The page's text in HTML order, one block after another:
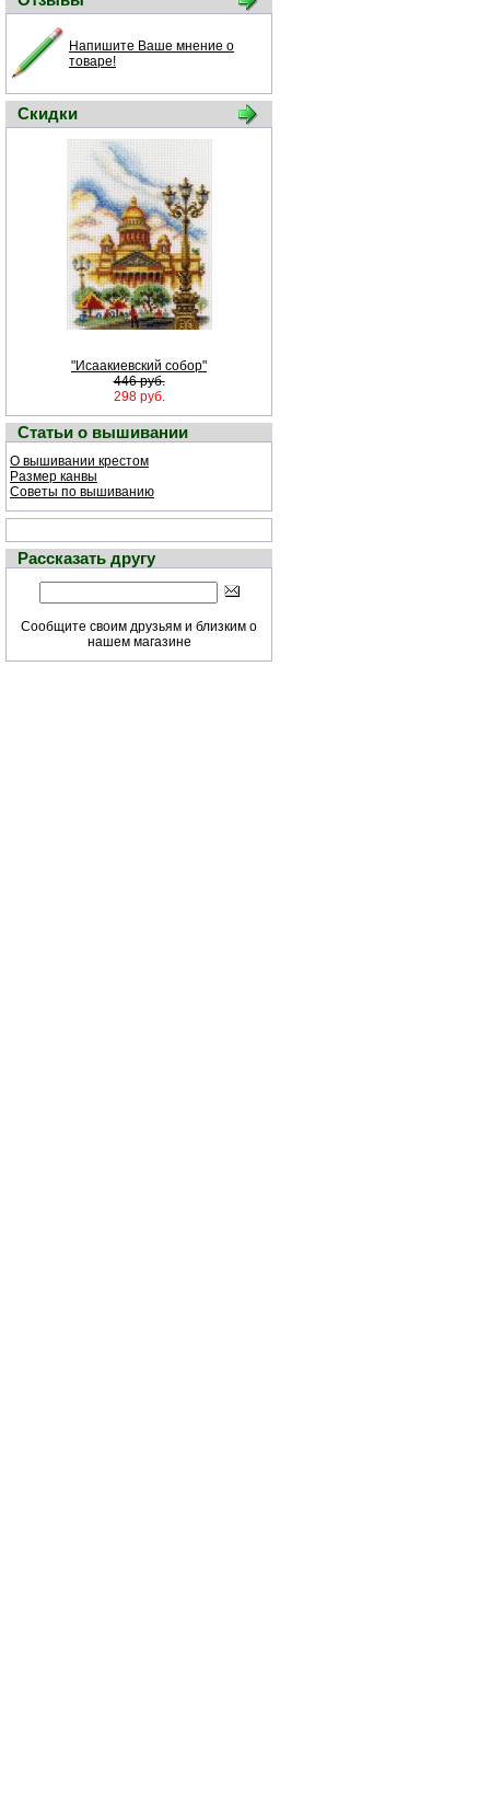
Напишите Ваше мнение о
товаре!
Скидки
"Исаакиевский собор"
446 руб.
298 руб.
Статьи о вышивании
О вышивании крестом
Размер канвы
Советы по вышиванию
Рассказать другу
Сообщите своим друзьям и близким о
нашем магазине